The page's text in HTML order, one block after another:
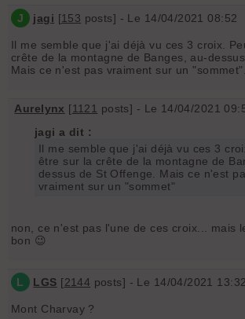
J jagi [153 posts] - Le 14/04/2021 08:52
Il me semble que j'ai déjà vu ces 3 croix.
crête de la montagne de Banges, au-
Mais ce n'est pas vraiment sur un "sommet".
Aurelynx [1121 posts] - Le 14/04/2021
jagi a dit :
Il me semble que j'ai déjà vu ces 3
être sur la crête de la montagne de
dessus de St Offenge. Mais ce n'est
vraiment sur un "sommet"
non, ce n'est pas l'une de ces croix... mais
bon 😉
L LGS [2144 posts] - Le 14/04/2021 13:32
Mont Charvay ?